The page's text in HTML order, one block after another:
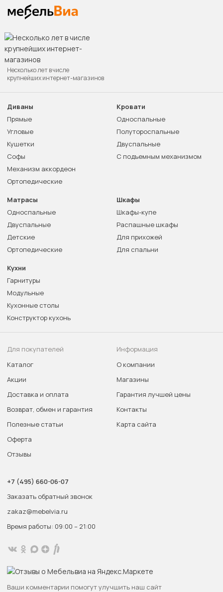
Несколько лет в числе
крупнейших интернет-магазинов
Диваны
Прямые
Угловые
Кушетки
Софы
Механизм аккордеон
Ортопедические
Кровати
Односпальные
Полутороспальные
Двуспальные
С подъемным механизмом
Матрасы
Односпальные
Двуспальные
Детские
Ортопедические
Шкафы
Шкафы-купе
Распашные шкафы
Для прихожей
Для спальни
Кухни
Гарнитуры
Модульные
Кухонные столы
Конструктор кухонь
Для покупателей
Каталог
Акции
Доставка и оплата
Возврат, обмен и гарантия
Полезные статьи
Оферта
Отзывы
Информация
О компании
Магазины
Гарантия лучшей цены
Контакты
Карта сайта
+7 (495) 660-06-07
Заказать обратный звонок
zakaz@mebelvia.ru
Время работы: 09:00 – 21:00
Ваши комментарии помогут улучшить наш сайт